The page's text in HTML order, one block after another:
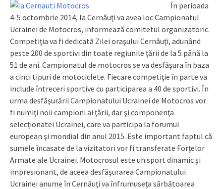
În perioada
4-5 octombrie 2014, la Cernăuţi va avea loc Campionatul
Ucrainei de Motocros, informează comitetul organizatoric.
Competiţia va fi dedicată Zilei oraşului Cernăuţi, adunând
peste 200 de sportivi din toate regiunile ţării de la 5 până la
51 de ani. Campionatul de motocros se va desfăşura în baza
a cinci tipuri de motociclete. Fiecare competiţie în parte va
include întreceri sportive cu participarea a 40 de sportivi. În
urma desfăşurării Campionatului Ucrainei de Motocros vor
fi numiţi noii campioni ai ţării, dar şi componenţa
selecţionatei Ucrainei, care va participa la forumul
european şi mondial din anul 2015. Este important faptul că
sumele încasate de la vizitatori vor fi transferate Forţelor
Armate ale Ucrainei. Motocrosul este un sport dinamic şi
impresionant, de aceea desfăşurarea Campionatului
Ucrainei anume în Cernăuţi va înfrumuseţa sărbătoarea